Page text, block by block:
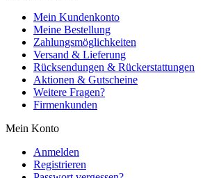
Mein Kundenkonto
Meine Bestellung
Zahlungsmöglichkeiten
Versand & Lieferung
Rücksendungen & Rückerstattungen
Aktionen & Gutscheine
Weitere Fragen?
Firmenkunden
Mein Konto
Anmelden
Registrieren